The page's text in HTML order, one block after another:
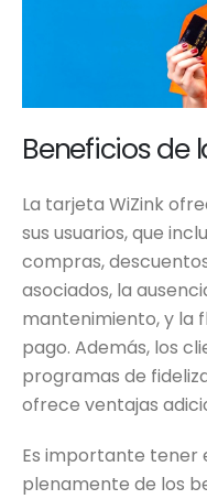
Beneficios de
La tarjeta WiZink
sus usuarios, que
compras,
asociados, la
mantenimiento, y la
pago. Además, los
programas de
ofrece ventajas
Es importante tener
plenamente de los